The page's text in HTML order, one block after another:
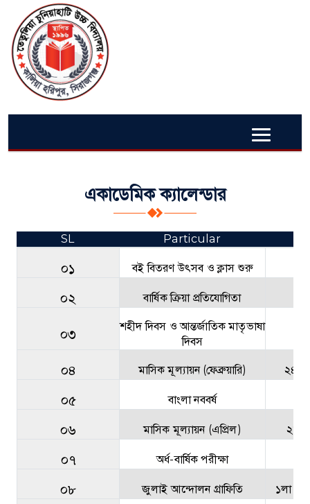
একাডেমিক ক্যালেন্ডার
SL Particular
০১ বই বিতরণ উৎসব ও ক্লাস শুরু
০২ বার্ষিক ক্রিয়া প্রতিযোগিতা
০৩
শহীদ দিবস ও আন্তর্জাতিক মাতৃভাষা
দিবস
০৪ মাসিক মূল্যায়ন (ফেব্রুয়ারি)
০৫ বাংলা নববর্ষ
০৬ মাসিক মূল্যায়ন (এপ্রিল) ২৮
০৭ অর্ধ-বার্ষিক পরীক্ষা
০৮ জুলাই আন্দোলন গ্রাফিতি ১লা